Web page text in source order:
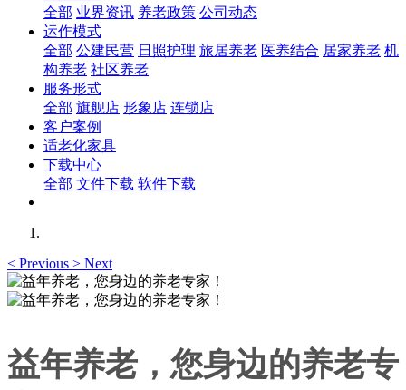
全部 业界资讯 养老政策 公司动态
运作模式
全部 公建民营 日照护理 旅居养老 医养结合 居家养老 机
构养老 社区养老
服务形式
全部 旗舰店 形象店 连锁店
客户案例
适老化家具
下载中心
全部 文件下载 软件下载
< Previous > Next
益年养老，您身边的养老专